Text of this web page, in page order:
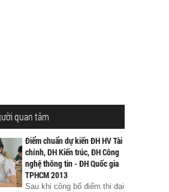
quan tâm
Điểm chuẩn dự kiến ĐH HV Tài
chính, DH Kiến trúc, ĐH Công
nghệ thông tin - ĐH Quốc gia
TPHCM 2013
Sau khi công bố điểm thi đại